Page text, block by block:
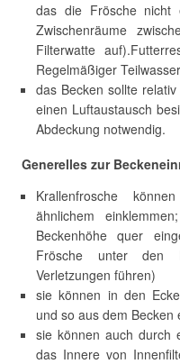
das die Frösche nicht
Zwischenräume
Filterwatte
Regelmäßiger
das Becken sollte
einen Luftaustausch
Abdeckung notwendig.
Generelles zur
Krallenfrosche
ähnlichem
Beckenhöhe quer
Frösche unter den
Verletzungen führen)
sie können in den
und so aus dem Becken
sie können auch durch
das Innere von